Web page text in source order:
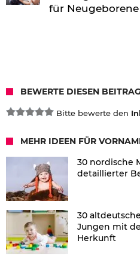
für Neugeborene
BEWERTE DIESEN BEITRAG
Bitte bewerte den
MEHR IDEEN FÜR
30 nordische
detaillierter
30
Jungen mit
Herkunft